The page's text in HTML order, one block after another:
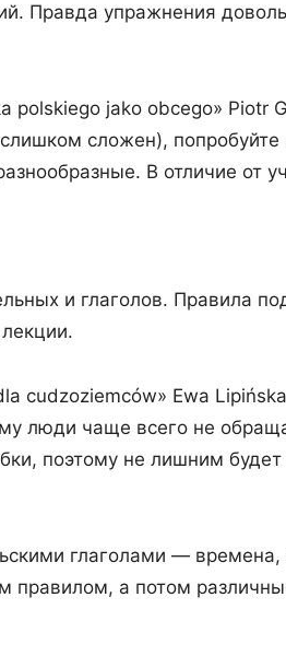
Правда упражнения
polskiego jako obcego» Piotr
сложен), попробуйте
В отличие от
и глаголов. Правила
cudzoziemców» Ewa
люди чаще всего не
поэтому не лишним будет
глаголами —
правилом, а потом